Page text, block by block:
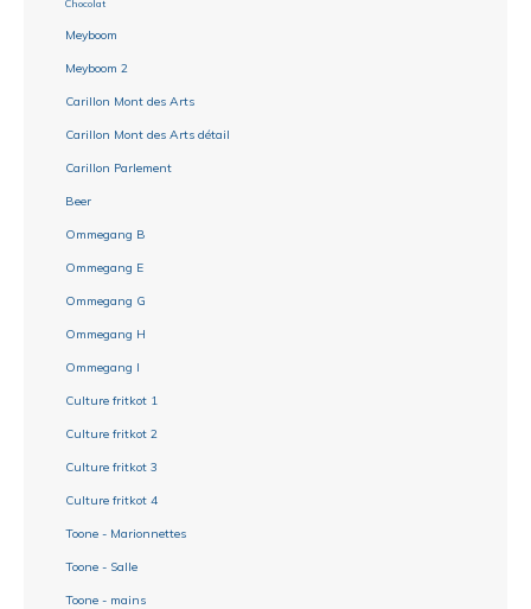
Chocolat
Meyboom
Meyboom 2
Carillon Mont des Arts
Carillon Mont des Arts détail
Carillon Parlement
Beer
Ommegang B
Ommegang E
Ommegang G
Ommegang H
Ommegang I
Culture fritkot 1
Culture fritkot 2
Culture fritkot 3
Culture fritkot 4
Toone - Marionnettes
Toone - Salle
Toone - mains